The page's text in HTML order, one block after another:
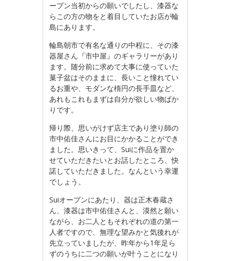
ープン当初からの願いでしたし、漆器な
らこの方の物をと着目していたお店が輪
島にあります。
輪島朝市で有名な通りの中程に、その漆
器屋さん『市中屋』のギャラリーがあり
ます。随分前に求めて大事に使っていた
菓子盆はそのままに、長いこと憧れてい
るお重や、モダンな楕円の長手皿など、
あれもこれもまずは自分が欲しい物ばか
りです。
帰り際、思いがけず店主であり塗り師の
市中佑佳さんにお目にかかることができ
ました。思いきって、Suiに作品を置か
せていただきたいとお話したところ、快
諾していただきました。なんという幸運
でしょう。
Suiオープンにあたり、器は正木春蔵さ
ん、漆器は市中佑佳さんと、漠然と願い
ながら、お二人ともそれぞれの道の第一
人者ですので、無理な望みかと気後れが
先立っていましたが、昨年から1年足ら
ずのうちに二つの願いが叶うことになり